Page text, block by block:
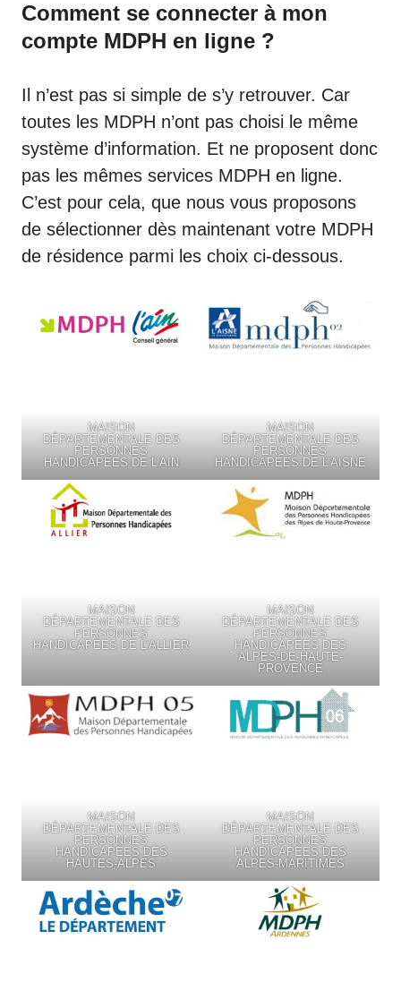
Comment se connecter à mon
compte MDPH en ligne ?
Il n’est pas si simple de s’y retrouver. Car
toutes les MDPH n’ont pas choisi le même
système d’information. Et ne proposent donc
pas les mêmes services MDPH en ligne.
C’est pour cela, que nous vous proposons
de sélectionner dès maintenant votre MDPH
de résidence parmi les choix ci-dessous.
MAISON
DÉPARTEMENTALE DES
PERSONNES
HANDICAPÉES DE L’AIN
MAISON
DÉPARTEMENTALE DES
PERSONNES
HANDICAPÉES DE L’AISNE
MAISON
DÉPARTEMENTALE DES
PERSONNES
HANDICAPÉES DE L’ALLIER
MAISON
DÉPARTEMENTALE DES
PERSONNES
HANDICAPÉES DES
ALPES-DE-HAUTE-
PROVENCE
MAISON
DÉPARTEMENTALE DES
PERSONNES
HANDICAPÉES DES
HAUTES-ALPES
MAISON
DÉPARTEMENTALE DES
PERSONNES
HANDICAPÉES DES
ALPES-MARITIMES